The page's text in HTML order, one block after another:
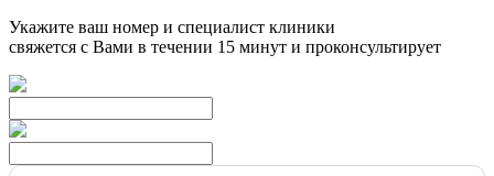
Укажите ваш номер и специалист клиники
свяжется с Вами в течении 15 минут и проконсультирует